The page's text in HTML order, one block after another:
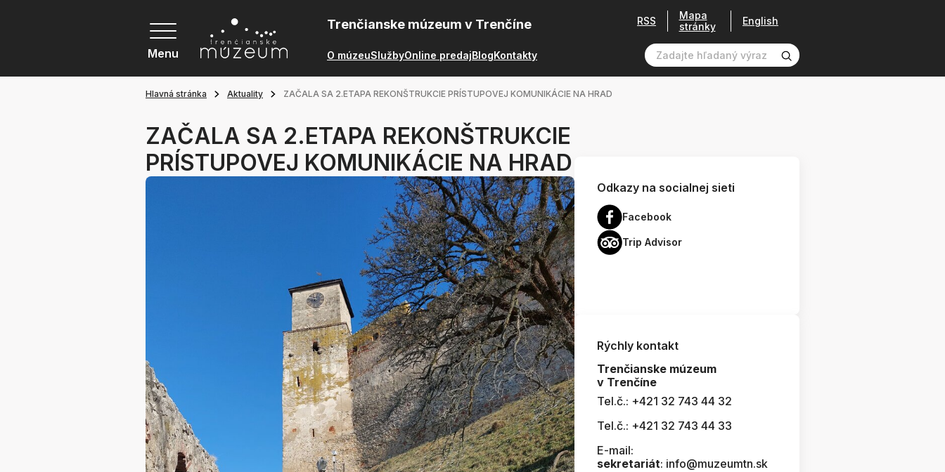
Menu
Trenčianske múzeum v Trenčíne
O múzeuSlužbyOnline predajBlogKontakty
RSS
Mapa
stránky
English
Hlavná stránka Aktuality ZAČALA SA 2.ETAPA REKONŠTRUKCIE PRÍSTUPOVEJ KOMUNIKÁCIE NA HRAD
ZAČALA SA 2.ETAPA REKONŠTRUKCIE
PRÍSTUPOVEJ KOMUNIKÁCIE NA HRAD
Odkazy na socialnej sieti
Facebook
Trip Advisor
Rýchly kontakt
Trenčianske múzeum
v Trenčíne
Tel.č.: +421 32 743 44 32
Tel.č.: +421 32 743 44 33
E-mail:
sekretariát: info@muzeumtn.sk